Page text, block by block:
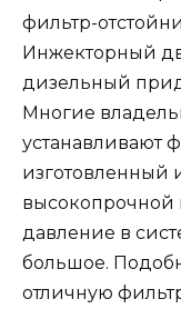
фильтр-
Инжекторный
дизельный
Многие
устанавливают
изготовленный
высокопрочной
давление в
большое.
отличную